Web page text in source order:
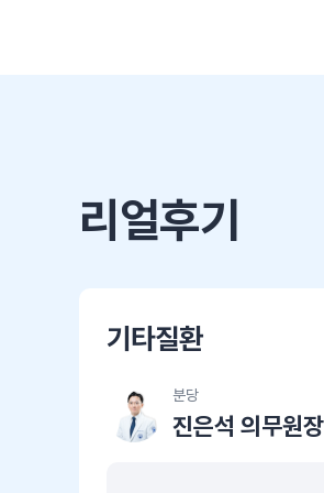
리얼후기
기타질환
분당
진은석 의무원장